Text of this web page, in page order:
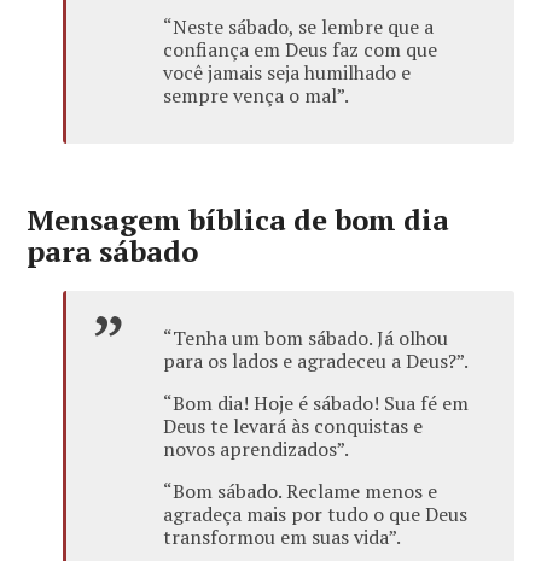
“Neste sábado, se lembre que a
confiança em Deus faz com que
você jamais seja humilhado e
sempre vença o mal”.
Mensagem bíblica de bom dia
para sábado
“Tenha um bom sábado. Já olhou
para os lados e agradeceu a Deus?”.
“Bom dia! Hoje é sábado! Sua fé em
Deus te levará às conquistas e
novos aprendizados”.
“Bom sábado. Reclame menos e
agradeça mais por tudo o que Deus
transformou em suas vida”.